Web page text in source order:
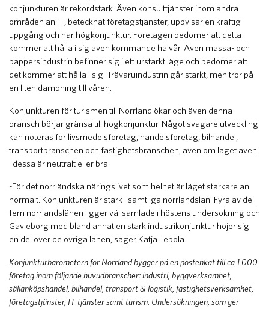
konjunkturen är rekordstark. Även konsulttjänster inom andra
områden än IT, betecknat företagstjänster, uppvisar en kraftig
uppgång och har högkonjunktur. Företagen bedömer att detta
kommer att hålla i sig även kommande halvår. Även massa- och
pappersindustrin befinner sig i ett urstarkt läge och bedömer att
det kommer att hålla i sig. Trävaruindustrin går starkt, men tror på
en liten dämpning till våren.
Konjunkturen för turismen till Norrland ökar och även denna
bransch börjar gränsa till högkonjunktur. Något svagare utveckling
kan noteras för livsmedelsföretag, handelsföretag, bilhandel,
transportbranschen och fastighetsbranschen, även om läget även
i dessa är neutralt eller bra.
-För det norrländska näringslivet som helhet är läget starkare än
normalt. Konjunkturen är stark i samtliga norrlandslän. Fyra av de
fem norrlandslänen ligger väl samlade i höstens undersökning och
Gävleborg med bland annat en stark industrikonjunktur höjer sig
en del över de övriga länen, säger Katja Lepola.
Konjunkturbarometern för Norrland bygger på en postenkät till ca 1 000
företag inom följande huvudbranscher: industri, byggverksamhet,
sällanköpshandel, bilhandel, transport & logistik, fastighetsverksamhet,
företagstjänster, IT-tjänster samt turism. Undersökningen, som ger